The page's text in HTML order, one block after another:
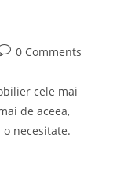
0 Comments
cele mai
de aceea,
necesitate.